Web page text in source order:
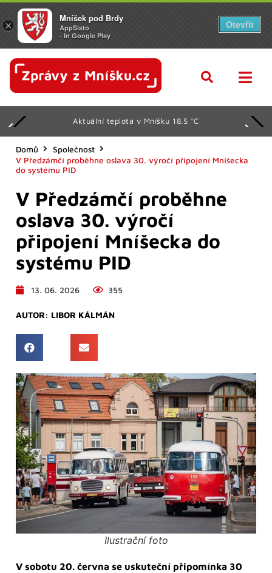
Aktuální teplota v Mníšku 18.5 °C
Domů
Společnost
V Předzámčí proběhne oslava 30. výročí připojení Mníšecka
do systému PID
V Předzámčí proběhne
oslava 30. výročí
připojení Mníšecka do
systému PID
13. 06. 2026 355
AUTOR: LIBOR KÁLMÁN
Ilustrační foto
V sobotu 20. června se uskuteční připomínka 30
×
Mníšek pod Brdy
AppSisto
- In Google Play
Otevřít